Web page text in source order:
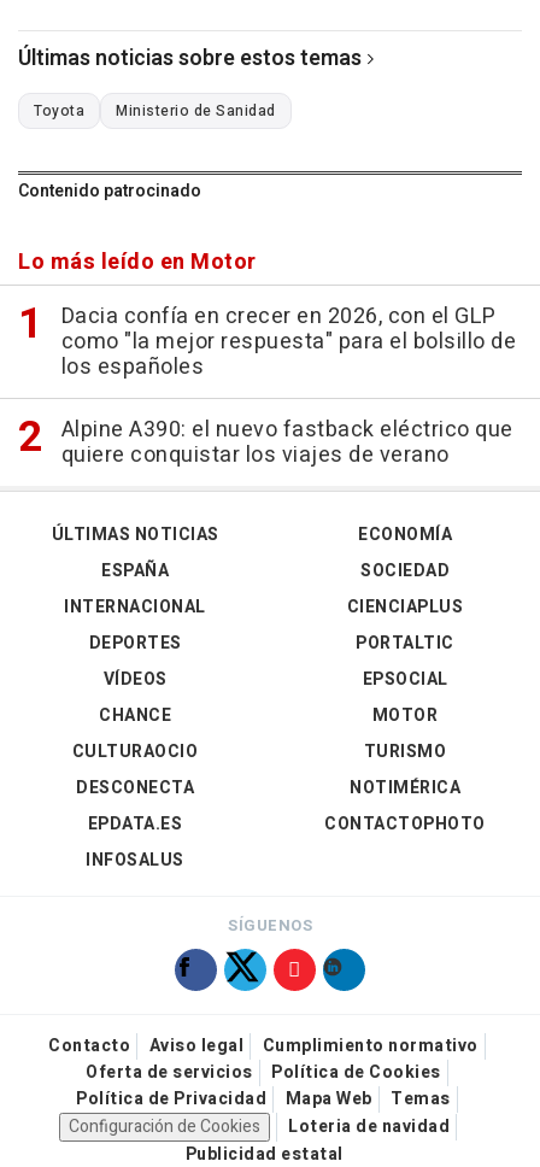
Últimas noticias sobre estos temas
Toyota Ministerio de Sanidad
Contenido patrocinado
Lo más leído en Motor
Dacia confía en crecer en 2026, con el GLP
como "la mejor respuesta" para el bolsillo de
los españoles
Alpine A390: el nuevo fastback eléctrico que
quiere conquistar los viajes de verano
ÚLTIMAS NOTICIAS
ESPAÑA
INTERNACIONAL
DEPORTES
VÍDEOS
ECONOMÍA
SOCIEDAD
CIENCIAPLUS
PORTALTIC
EPSOCIAL
CHANCE
CULTURAOCIO
DESCONECTA
EPDATA.ES
INFOSALUS
MOTOR
TURISMO
NOTIMÉRICA
CONTACTOPHOTO
SÍGUENOS
Contacto Aviso legal
Cumplimiento normativo
Oferta de servicios
Política de Cookies
Política de Privacidad
Mapa Web
Temas
Configuración de Cookies
Loteria de navidad
Publicidad estatal